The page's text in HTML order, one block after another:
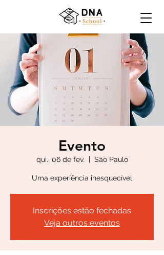
Evento
qui., 06 de fev.
  |
São Paulo
Uma experiência inesquecível
Inscrições estão fechadas
Veja outros eventos